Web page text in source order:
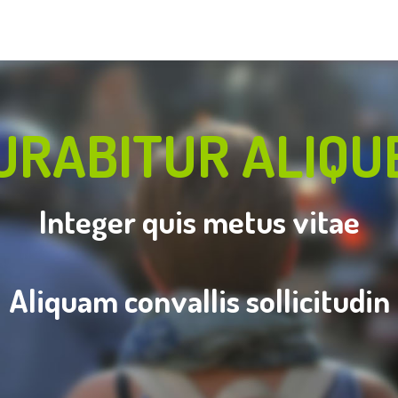
Integer quis metus vitae
Aliquam convallis sollicitudin